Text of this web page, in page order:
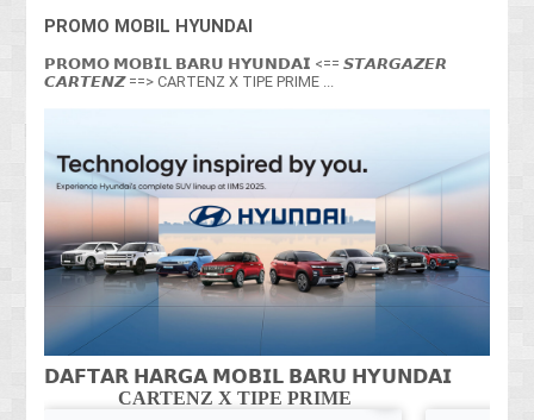
PROMO MOBIL HYUNDAI
𝗣𝗥𝗢𝗠𝗢 𝗠𝗢𝗕𝗜𝗟 𝗕𝗔𝗥𝗨 𝗛𝗬𝗨𝗡𝗗𝗔𝗜 <== 𝙎𝙏𝘼𝙍𝙂𝘼𝙕𝙀𝙍
𝘾𝘼𝙍𝙏𝙀𝙉𝙕 ==> CARTENZ X TIPE PRIME ...
𝗗𝗔𝗙𝗧𝗔𝗥 𝗛𝗔𝗥𝗚𝗔 𝗠𝗢𝗕𝗜𝗟 𝗕𝗔𝗥𝗨 𝗛𝗬𝗨𝗡𝗗𝗔𝗜
CARTENZ X TIPE PRIME